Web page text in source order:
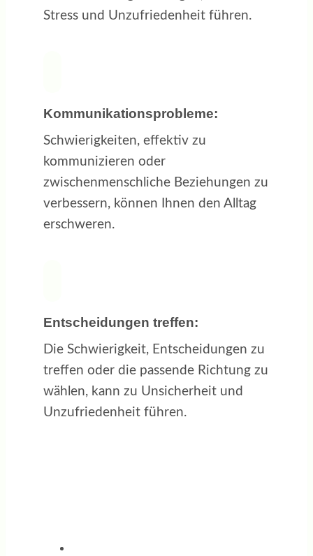
Stress und Unzufriedenheit führen.
Kommunikationsprobleme:
Schwierigkeiten, effektiv zu
kommunizieren oder
zwischenmenschliche Beziehungen zu
verbessern, können Ihnen den Alltag
erschweren.
Entscheidungen treffen:
Die Schwierigkeit, Entscheidungen zu
treffen oder die passende Richtung zu
wählen, kann zu Unsicherheit und
Unzufriedenheit führen.